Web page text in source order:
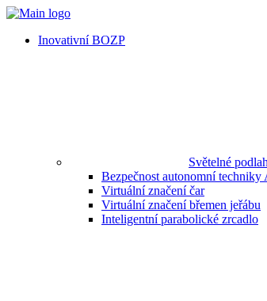
Inovativní BOZP
Světelné
Bezpečnost autonomní
Virtuální značení čar
Virtuální značení břemen jeřábu
Inteligentní parabolické zrcadlo